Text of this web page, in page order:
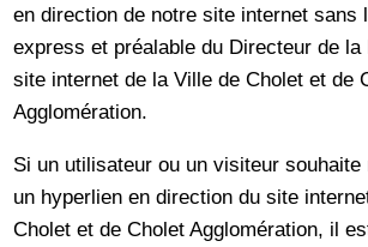
en direction de notre site internet sans
express et préalable du Directeur de la
site internet de la Ville de Cholet et de
Agglomération.
Si un utilisateur ou un visiteur souhaite
un hyperlien en direction du site
Cholet et de Cholet Agglomération, il